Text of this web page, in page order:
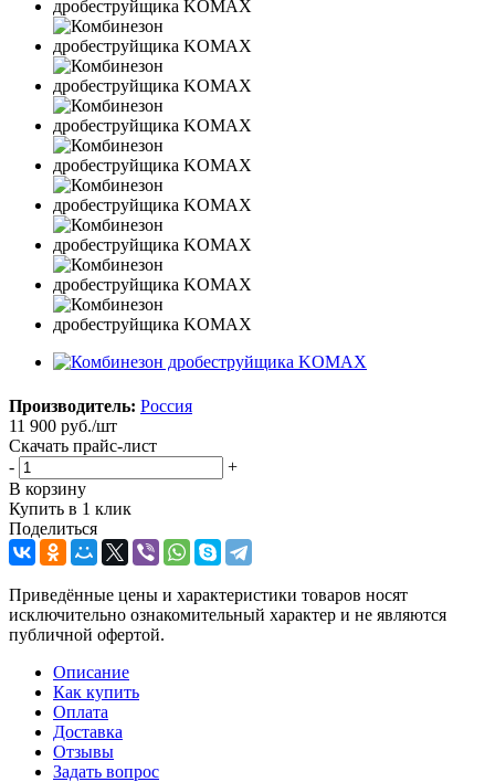
Производитель: Россия
11 900 руб./шт
Скачать прайс-лист
-
+
В корзину
Купить в 1 клик
Поделиться
Приведённые цены и характеристики товаров носят
исключительно ознакомительный характер и не являются
публичной офертой.
Описание
Как купить
Оплата
Доставка
Отзывы
Задать вопрос